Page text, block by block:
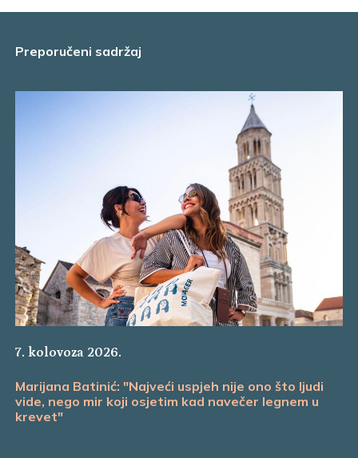
Preporučeni sadržaj
7. kolovoza 2026.
Marijana Batinić: "Najveći uspjeh nije ono što ljudi
vide, nego mir koji osjetim kad navečer legnem u
krevet"